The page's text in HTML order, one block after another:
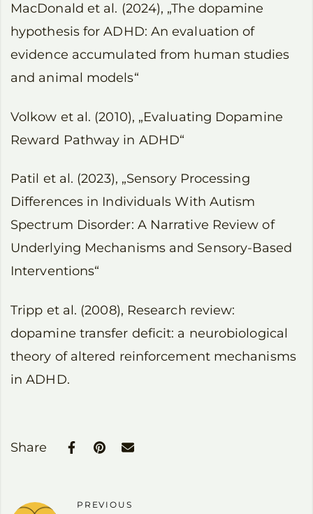
MacDonald et al. (2024), „The dopamine
hypothesis for ADHD: An evaluation of
evidence accumulated from human studies
and animal models“
Volkow et al. (2010), „Evaluating Dopamine
Reward Pathway in ADHD“
Patil et al. (2023), „Sensory Processing
Differences in Individuals With Autism
Spectrum Disorder: A Narrative Review of
Underlying Mechanisms and Sensory-Based
Interventions“
Tripp et al. (2008), Research review:
dopamine transfer deficit: a neurobiological
theory of altered reinforcement mechanisms
in ADHD.
Share
PREVIOUS